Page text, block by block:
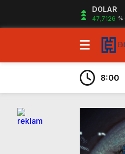
DOLAR
47,7126 %
7:43
19:29
8:00
7:56
6:59
6:57
6:32